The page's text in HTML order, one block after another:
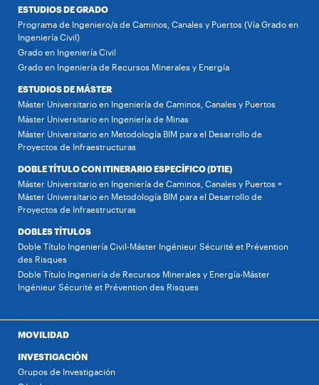
ESTUDIOS DE GRADO
Programa de Ingeniero/a de Caminos, Canales y Puertos (Vía Grado en
Ingeniería Civil)
Grado en Ingeniería Civil
Grado en Ingeniería de Recursos Minerales y Energía
ESTUDIOS DE MÁSTER
Máster Universitario en Ingeniería de Caminos, Canales y Puertos
Máster Universitario en Ingeniería de Minas
Máster Universitario en Metodología BIM para el Desarrollo de
Proyectos de Infraestructuras
DOBLE TÍTULO CON ITINERARIO ESPECÍFICO (DTIE)
Máster Universitario en Ingeniería de Caminos, Canales y Puertos +
Máster Universitario en Metodología BIM para el Desarrollo de
Proyectos de Infraestructuras
DOBLES TÍTULOS
Doble Título Ingeniería Civil-Máster Ingénieur Sécurité et Prévention
des Risques
Doble Título Ingeniería de Recursos Minerales y Energía-Máster
Ingénieur Sécurité et Prévention des Risques
MOVILIDAD
INVESTIGACIÓN
Grupos de Investigación